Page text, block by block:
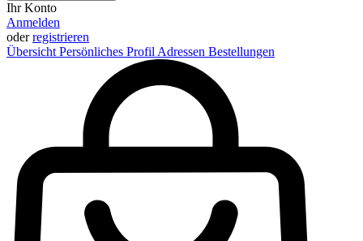
Ihr Konto
Anmelden
oderregistrieren
Übersicht Persönliches Profil Adressen Bestellungen